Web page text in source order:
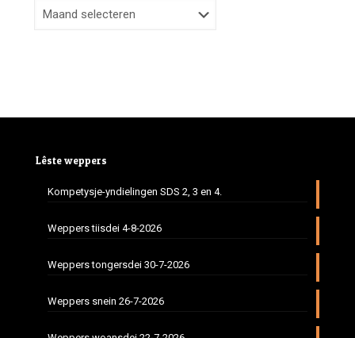
Lêste weppers
Kompetysje-yndielingen SDS 2, 3 en 4.
Weppers tiisdei 4-8-2026
Weppers tongersdei 30-7-2026
Weppers snein 26-7-2026